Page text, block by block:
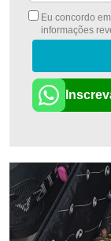
Eu concordo
informações